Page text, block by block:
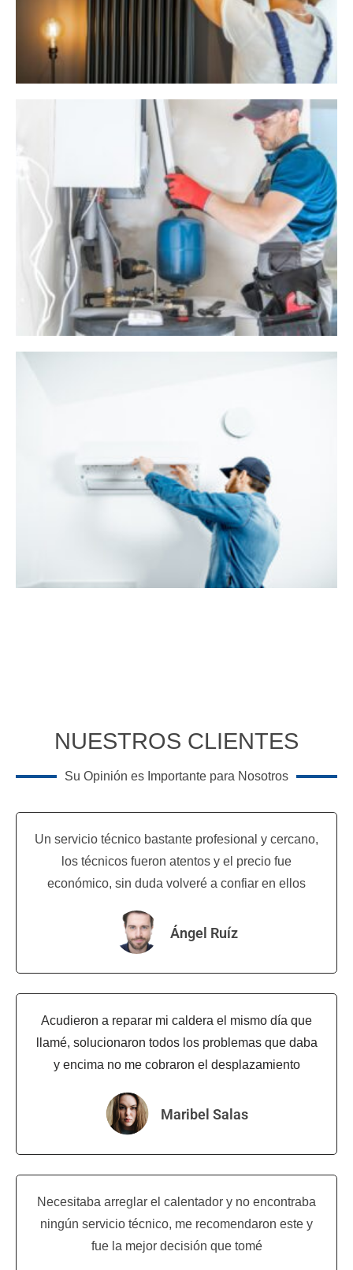
NUESTROS CLIENTES
Su Opinión es Importante para Nosotros
Un servicio técnico bastante profesional y cercano,
los técnicos fueron atentos y el precio fue
económico, sin duda volveré a confiar en ellos
Ángel Ruíz
Acudieron a reparar mi caldera el mismo día que
llamé, solucionaron todos los problemas que daba
y encima no me cobraron el desplazamiento
Maribel Salas
Necesitaba arreglar el calentador y no encontraba
ningún servicio técnico, me recomendaron este y
fue la mejor decisión que tomé